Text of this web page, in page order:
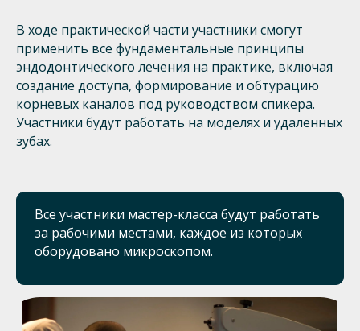
В ходе практической части участники смогут
применить все фундаментальные принципы
эндодонтического лечения на практике, включая
создание доступа, формирование и обтурацию
корневых каналов под руководством спикера.
Участники будут работать на моделях и удаленных
зубах.
Все участники мастер-класса будут работать
за рабочими местами, каждое из которых
оборудовано микроскопом.